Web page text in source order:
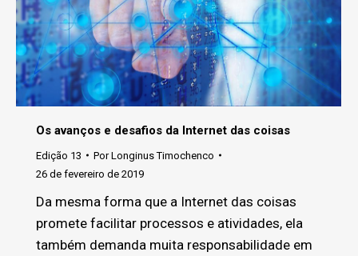
Os avanços e desafios da Internet das coisas
Edição 13 PorLonginus Timochenco
26 de fevereiro de 2019
Da mesma forma que a Internet das coisas
promete facilitar processos e atividades, ela
também demanda muita responsabilidade em